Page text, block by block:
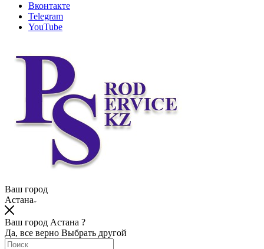
Вконтакте
Telegram
YouTube
Ваш город
Астана
Ваш город Астана ?
Да, все верно Выбрать другой